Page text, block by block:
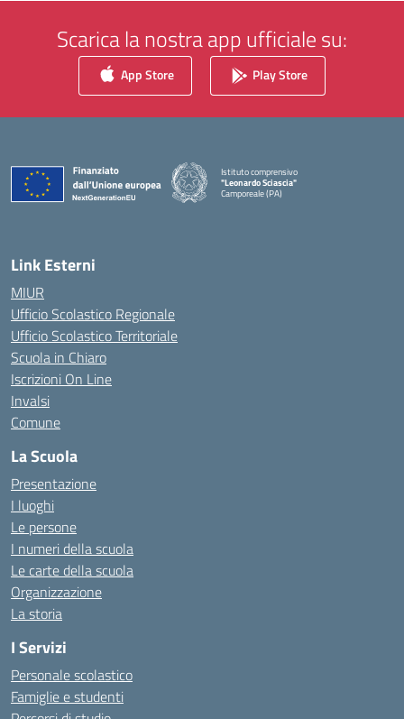
Scarica la nostra app ufficiale su:
App Store Play Store
Istituto comprensivo
"Leonardo Sciascia"
Camporeale (PA)
— Visita la pagina iniziale della scuola
Link Esterni
MIUR
Ufficio Scolastico Regionale
Ufficio Scolastico Territoriale
Scuola in Chiaro
Iscrizioni On Line
Invalsi
Comune
La Scuola
Presentazione
I luoghi
Le persone
I numeri della scuola
Le carte della scuola
Organizzazione
La storia
I Servizi
Personale scolastico
Famiglie e studenti